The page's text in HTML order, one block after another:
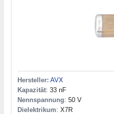
Hersteller: AVX
Kapazität: 33 nF
Nennspannung: 50 V
Dielektrikum: X7R